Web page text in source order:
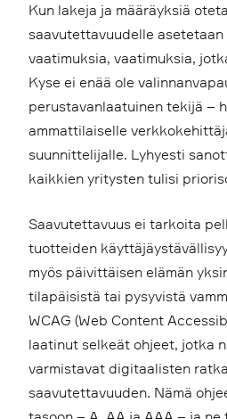
Kun lakeja ja määräyksiä
saavutettavuudelle asetetaan
vaatimuksia, vaatimuksia,
Kyse ei enää ole
perustavanlaatuinen tekijä –
ammattilaiselle
suunnittelijalle. Lyhyesti
kaikkien yritysten tulisi
Saavutettavuus ei tarkoita
tuotteiden
myös päivittäisen elämän
tilapäisistä tai pysyvistä
WCAG (Web Content
laatinut selkeät ohjeet, jotka
varmistavat digitaalisten
saavutettavuuden. Nämä